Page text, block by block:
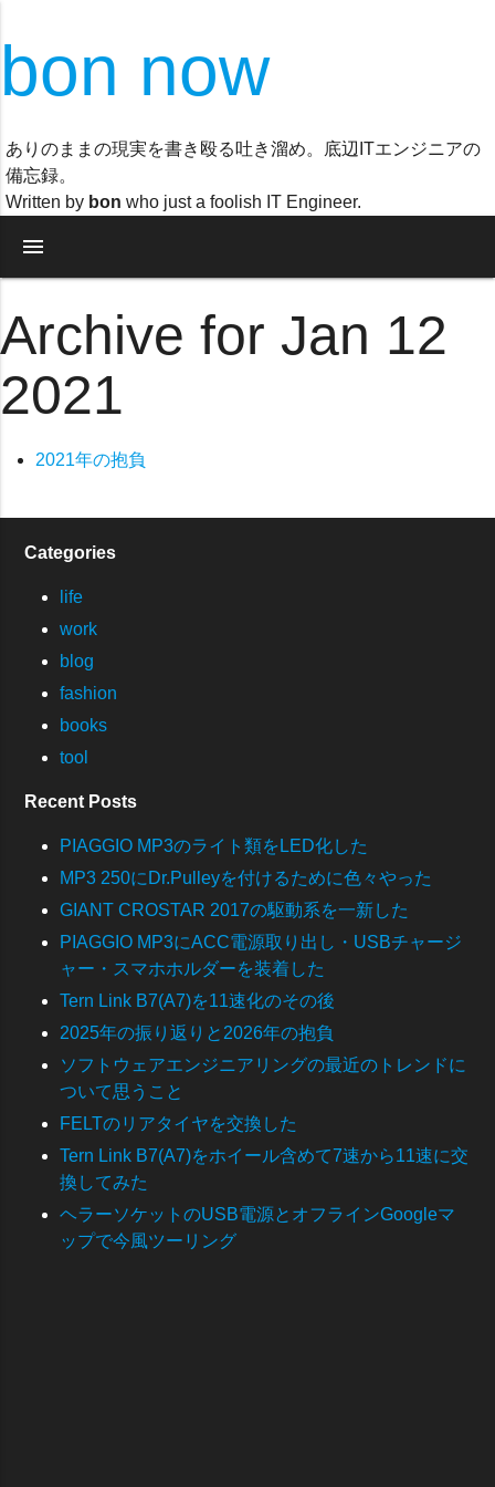
bon now
ありのままの現実を書き殴る吐き溜め。底辺ITエンジニアの
備忘録。
Written by bon who just a foolish IT Engineer.
menu
Archive for Jan 12
2021
2021年の抱負
Categories
life
work
blog
fashion
books
tool
Recent Posts
PIAGGIO MP3のライト類をLED化した
MP3 250にDr.Pulleyを付けるために色々やった
GIANT CROSTAR 2017の駆動系を一新した
PIAGGIO MP3にACC電源取り出し・USBチャージ
ャー・スマホホルダーを装着した
Tern Link B7(A7)を11速化のその後
2025年の振り返りと2026年の抱負
ソフトウェアエンジニアリングの最近のトレンドに
ついて思うこと
FELTのリアタイヤを交換した
Tern Link B7(A7)をホイール含めて7速から11速に交
換してみた
ヘラーソケットのUSB電源とオフラインGoogleマ
ップで今風ツーリング